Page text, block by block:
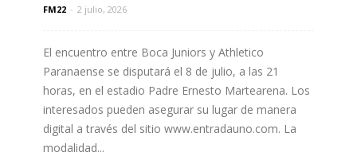
FM22 - 2 julio, 2026
El encuentro entre Boca Juniors y Athletico
Paranaense se disputará el 8 de julio, a las 21
horas, en el estadio Padre Ernesto Martearena. Los
interesados pueden asegurar su lugar de manera
digital a través del sitio www.entradauno.com. La
modalidad...